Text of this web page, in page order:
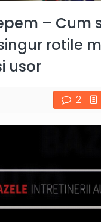
– Cum
rotile
usor
2